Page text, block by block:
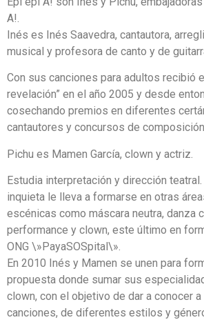
A!.
Inés es Inés Saavedra, cantautora,
musical y profesora de canto y de
Con sus canciones para adultos recibió
revelación” en el año 2005 y desde
cosechando premios en diferentes
cantautores y concursos de
Pichu es Mamen García, clown y actriz.
Estudia interpretación y dirección
inquieta le lleva a formarse en otras
escénicas como máscara neutra, danza
performance y clown, este último en
ONG \»PayaSOSpital\».
En 2010 Inés y Mamen se unen para
propuesta donde sumar sus
clown, con el objetivo de dar a conocer
canciones, de diferentes estilos y